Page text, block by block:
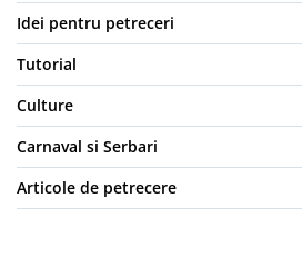
Idei pentru petreceri
Tutorial
Culture
Carnaval si Serbari
Articole de petrecere